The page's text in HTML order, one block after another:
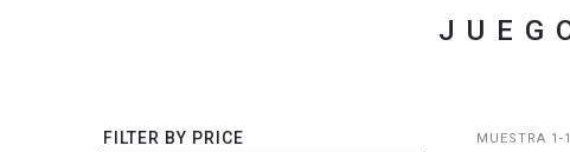
FILTER BY PRICE MUESTRA 1-